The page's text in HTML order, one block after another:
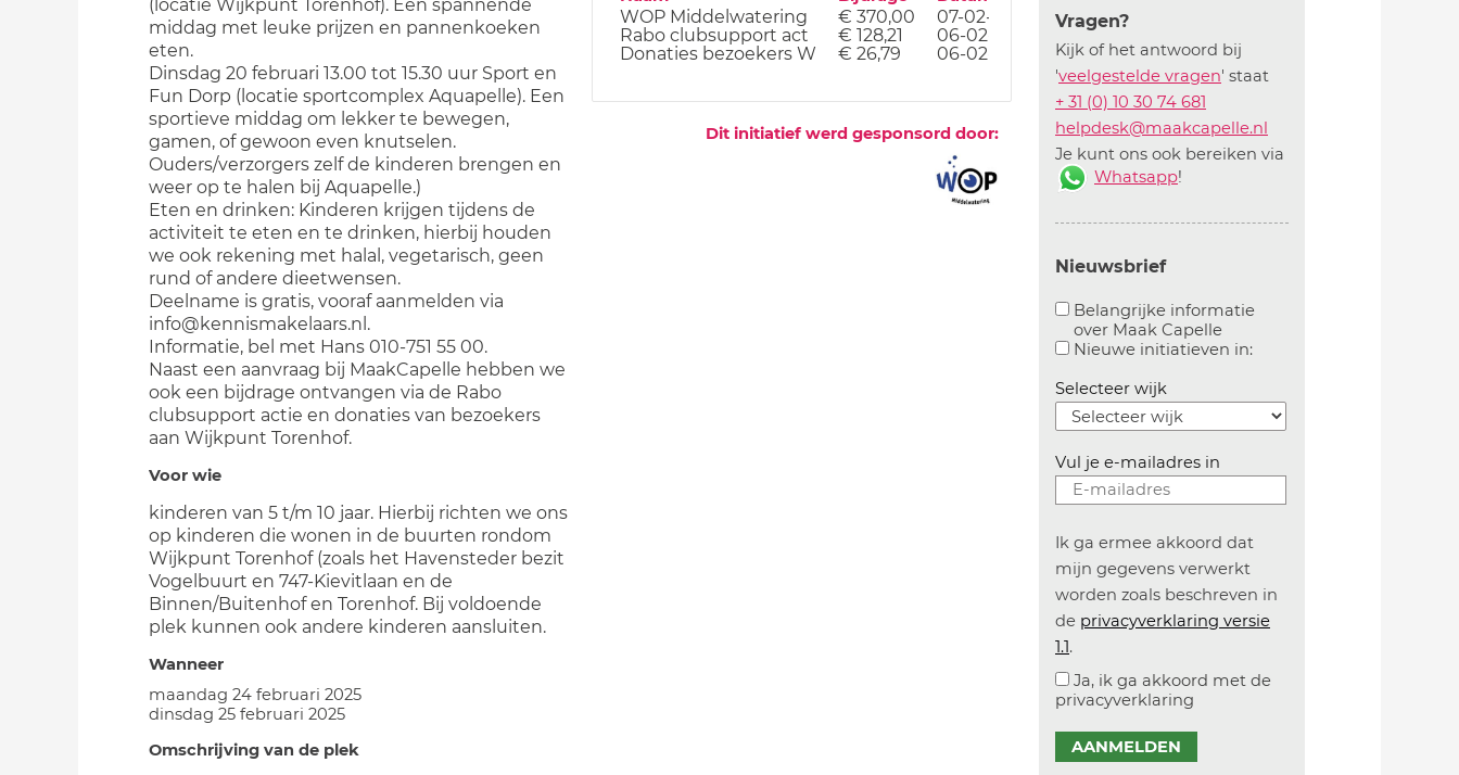
WOP Middelwatering € 370,00
07-02-25
Rabo clubsupport act
€ 128,21
06-02-25
Donaties bezoekers W
€ 26,79 06-02-25
Dit initiatief werd gesponsord door:
(locatie Wijkpunt Torenhof). Een spannende
middag met leuke prijzen en pannenkoeken
eten.
Dinsdag 20 februari 13.00 tot 15.30 uur Sport en
Fun Dorp (locatie sportcomplex Aquapelle). Een
sportieve middag om lekker te bewegen,
gamen, of gewoon even knutselen.
Ouders/verzorgers zelf de kinderen brengen en
weer op te halen bij Aquapelle.)
Eten en drinken: Kinderen krijgen tijdens de
activiteit te eten en te drinken, hierbij houden
we ook rekening met halal, vegetarisch, geen
rund of andere dieetwensen.
Deelname is gratis, vooraf aanmelden via
info@kennismakelaars.nl.
Informatie, bel met Hans 010-751 55 00.
Naast een aanvraag bij MaakCapelle hebben we
ook een bijdrage ontvangen via de Rabo
clubsupport actie en donaties van bezoekers
aan Wijkpunt Torenhof.
Voor wie
kinderen van 5 t/m 10 jaar. Hierbij richten we ons
op kinderen die wonen in de buurten rondom
Wijkpunt Torenhof (zoals het Havensteder bezit
Vogelbuurt en 747-Kievitlaan en de
Binnen/Buitenhof en Torenhof. Bij voldoende
plek kunnen ook andere kinderen aansluiten.
Wanneer
maandag 24 februari 2025
dinsdag 25 februari 2025
Omschrijving van de plek
Vragen?
Kijk of het antwoord bij
'veelgestelde vragen' staat
+ 31 (0) 10 30 74 681
helpdesk@maakcapelle.nl
Je kunt ons ook bereiken via
Whatsapp!
Nieuwsbrief
Belangrijke informatie
over Maak Capelle
Aanvinken om belangrijke informatie over
Nieuwe initiatieven in:Aanvinken om
Selecteer wijk
Vul je e-mailadres in
Ik ga ermee akkoord dat
mijn gegevens verwerkt
worden zoals beschreven in
de privacyverklaring versie
1.1.
Ja, ik ga akkoord met de
privacyverklaring
AANMELDEN